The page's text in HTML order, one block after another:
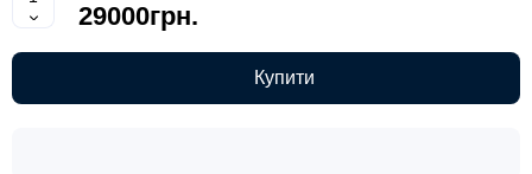
29000грн.
Купити